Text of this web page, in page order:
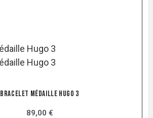
Bracelet Médaille Hugo 3
89,00 €